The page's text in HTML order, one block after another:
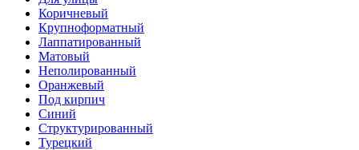
Коричневый
Крупноформатный
Лаппатированный
Матовый
Неполированный
Оранжевый
Под кирпич
Синий
Структурированный
Турецкий